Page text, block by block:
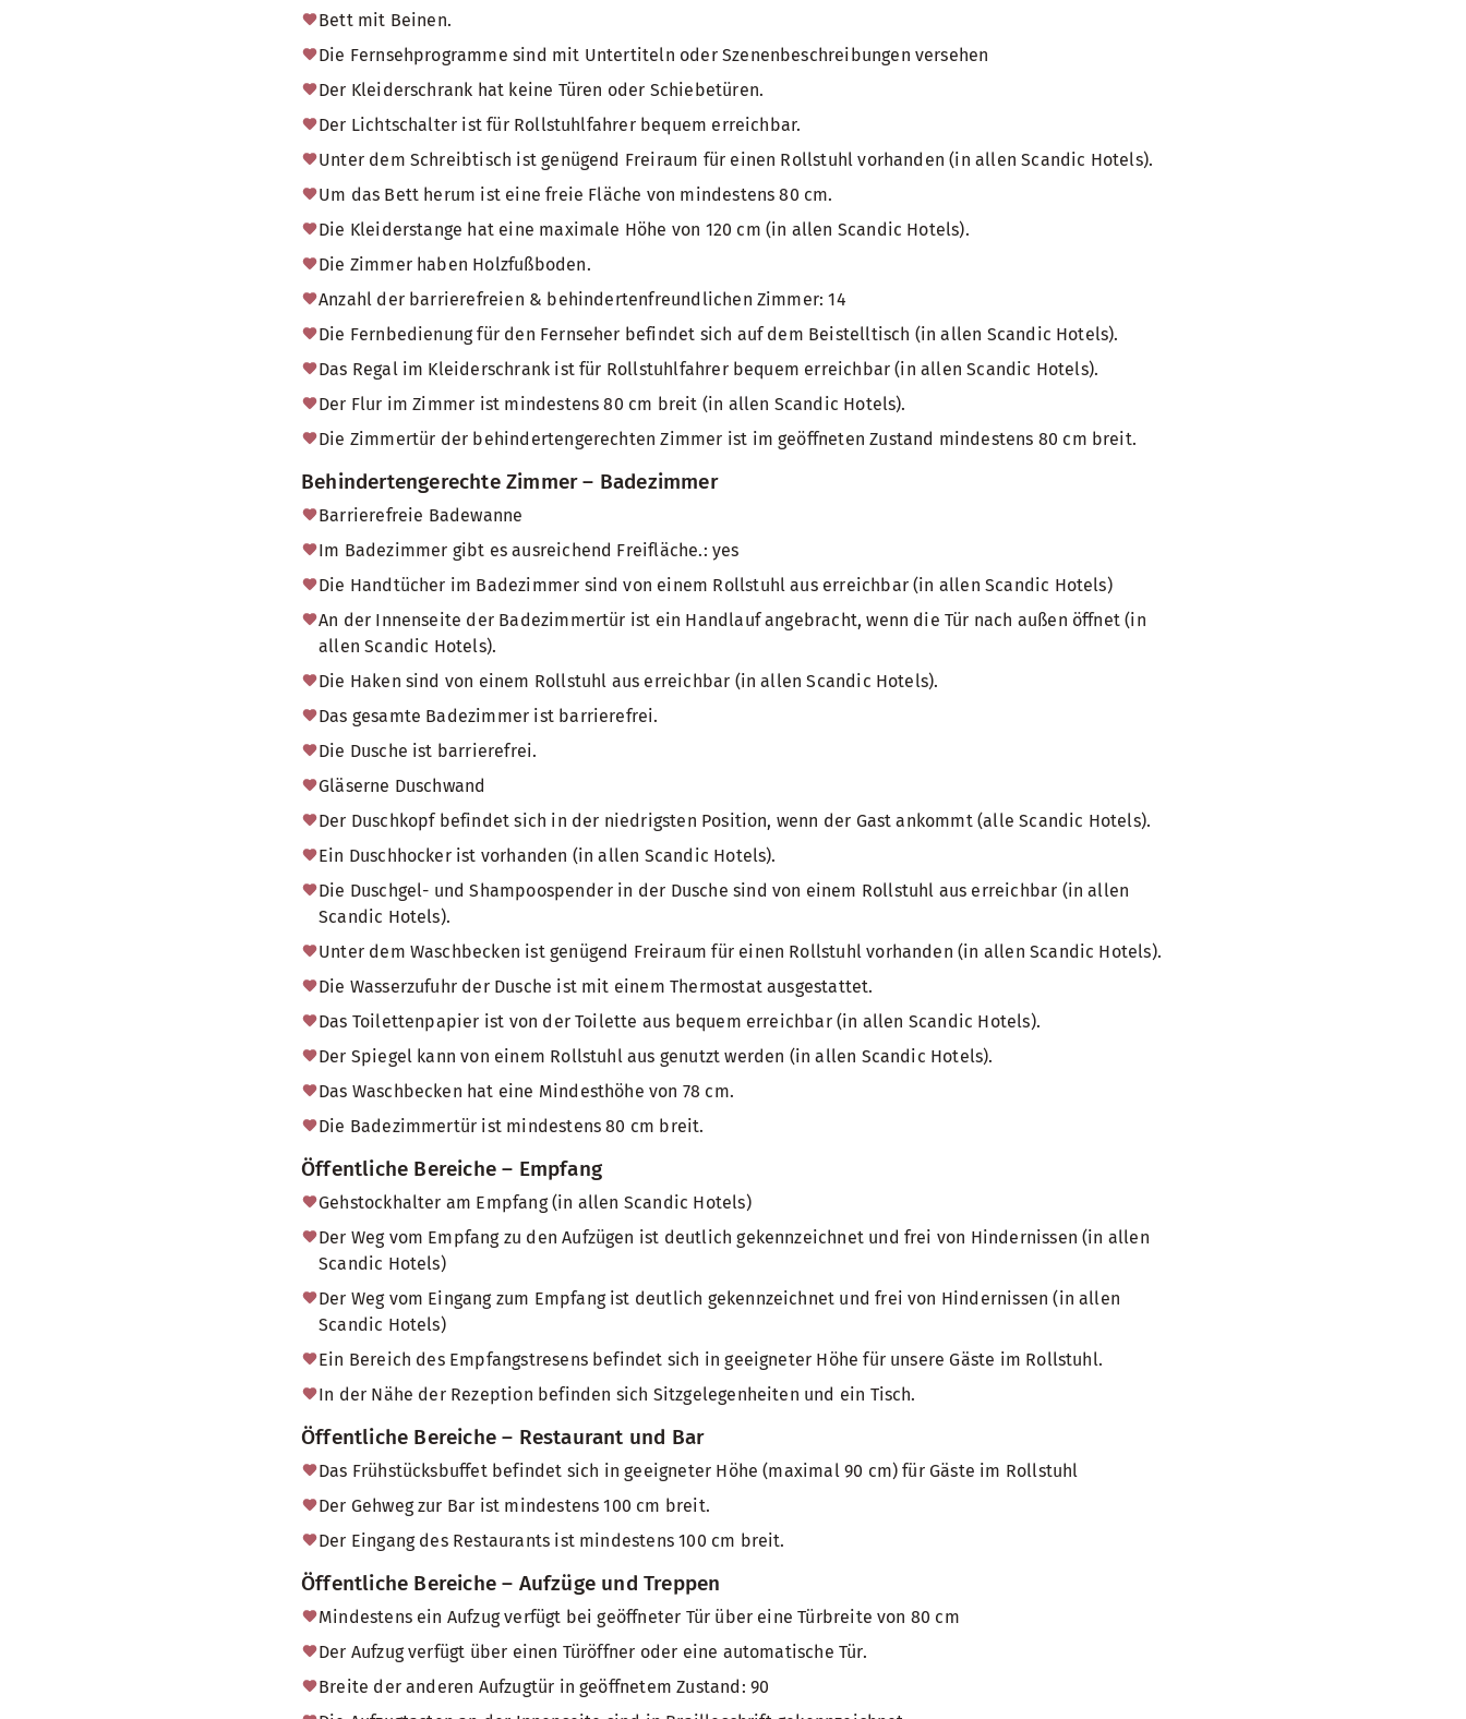
Bett mit Beinen.
Die Fernsehprogramme sind mit Untertiteln oder Szenenbeschreibungen versehen
Der Kleiderschrank hat keine Türen oder Schiebetüren.
Der Lichtschalter ist für Rollstuhlfahrer bequem erreichbar.
Unter dem Schreibtisch ist genügend Freiraum für einen Rollstuhl vorhanden (in allen Scandic Hotels).
Um das Bett herum ist eine freie Fläche von mindestens 80 cm.
Die Kleiderstange hat eine maximale Höhe von 120 cm (in allen Scandic Hotels).
Die Zimmer haben Holzfußboden.
Anzahl der barrierefreien & behindertenfreundlichen Zimmer: 14
Die Fernbedienung für den Fernseher befindet sich auf dem Beistelltisch (in allen Scandic Hotels).
Das Regal im Kleiderschrank ist für Rollstuhlfahrer bequem erreichbar (in allen Scandic Hotels).
Der Flur im Zimmer ist mindestens 80 cm breit (in allen Scandic Hotels).
Die Zimmertür der behindertengerechten Zimmer ist im geöffneten Zustand mindestens 80 cm breit.
Behindertengerechte Zimmer – Badezimmer
Barrierefreie Badewanne
Im Badezimmer gibt es ausreichend Freifläche.: yes
Die Handtücher im Badezimmer sind von einem Rollstuhl aus erreichbar (in allen Scandic Hotels)
An der Innenseite der Badezimmertür ist ein Handlauf angebracht, wenn die Tür nach außen öffnet (in
allen Scandic Hotels).
Die Haken sind von einem Rollstuhl aus erreichbar (in allen Scandic Hotels).
Das gesamte Badezimmer ist barrierefrei.
Die Dusche ist barrierefrei.
Gläserne Duschwand
Der Duschkopf befindet sich in der niedrigsten Position, wenn der Gast ankommt (alle Scandic Hotels).
Ein Duschhocker ist vorhanden (in allen Scandic Hotels).
Die Duschgel- und Shampoospender in der Dusche sind von einem Rollstuhl aus erreichbar (in allen
Scandic Hotels).
Unter dem Waschbecken ist genügend Freiraum für einen Rollstuhl vorhanden (in allen Scandic Hotels).
Die Wasserzufuhr der Dusche ist mit einem Thermostat ausgestattet.
Das Toilettenpapier ist von der Toilette aus bequem erreichbar (in allen Scandic Hotels).
Der Spiegel kann von einem Rollstuhl aus genutzt werden (in allen Scandic Hotels).
Das Waschbecken hat eine Mindesthöhe von 78 cm.
Die Badezimmertür ist mindestens 80 cm breit.
Öffentliche Bereiche – Empfang
Gehstockhalter am Empfang (in allen Scandic Hotels)
Der Weg vom Empfang zu den Aufzügen ist deutlich gekennzeichnet und frei von Hindernissen (in allen
Scandic Hotels)
Der Weg vom Eingang zum Empfang ist deutlich gekennzeichnet und frei von Hindernissen (in allen
Scandic Hotels)
Ein Bereich des Empfangstresens befindet sich in geeigneter Höhe für unsere Gäste im Rollstuhl.
In der Nähe der Rezeption befinden sich Sitzgelegenheiten und ein Tisch.
Öffentliche Bereiche – Restaurant und Bar
Das Frühstücksbuffet befindet sich in geeigneter Höhe (maximal 90 cm) für Gäste im Rollstuhl
Der Gehweg zur Bar ist mindestens 100 cm breit.
Der Eingang des Restaurants ist mindestens 100 cm breit.
Öffentliche Bereiche – Aufzüge und Treppen
Mindestens ein Aufzug verfügt bei geöffneter Tür über eine Türbreite von 80 cm
Der Aufzug verfügt über einen Türöffner oder eine automatische Tür.
Breite der anderen Aufzugtür in geöffnetem Zustand: 90